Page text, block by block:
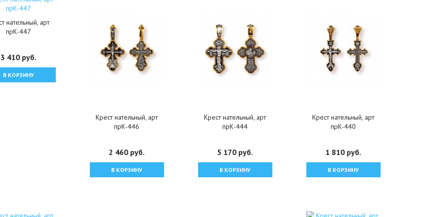
нательный, арт
прК-447
3 410 руб.
В КОРЗИНУ
Крест нательный, арт
прК-446
2 460 руб.
В КОРЗИНУ
Крест нательный, арт
прК-444
5 170 руб.
В КОРЗИНУ
Крест нательный, арт
прК-440
1 810 руб.
В КОРЗИНУ